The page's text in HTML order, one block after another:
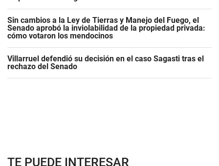
Sin cambios a la Ley de Tierras y Manejo del Fuego, el
Senado aprobó la inviolabilidad de la propiedad privada:
cómo votaron los mendocinos
Villarruel defendió su decisión en el caso Sagasti tras el
rechazo del Senado
TE PUEDE INTERESAR